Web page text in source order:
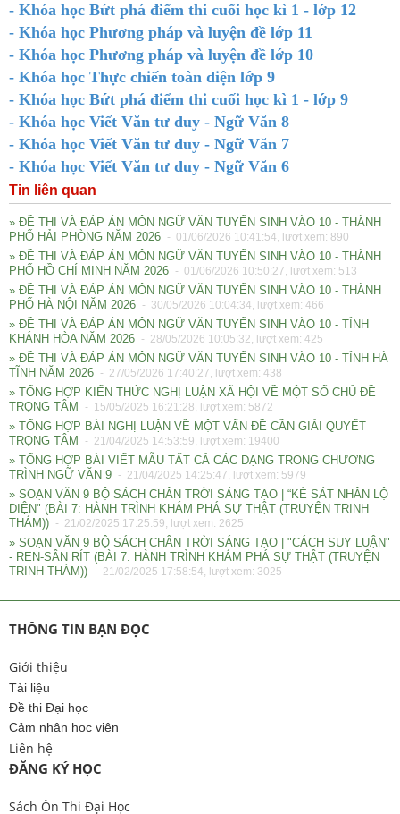
- Khóa học Bứt phá điểm thi cuối học kì 1 - lớp 12
- Khóa học Phương pháp và luyện đề lớp 11
- Khóa học Phương pháp và luyện đề lớp 10
- Khóa học Thực chiến toàn diện lớp 9
- Khóa học Bứt phá điểm thi cuối học kì 1 - lớp 9
- Khóa học Viết Văn tư duy - Ngữ Văn 8
- Khóa học Viết Văn tư duy - Ngữ Văn 7
- Khóa học Viết Văn tư duy - Ngữ Văn 6
Tin liên quan
» ĐỀ THI VÀ ĐÁP ÁN MÔN NGỮ VĂN TUYỂN SINH VÀO 10 - THÀNH
PHỐ HẢI PHÒNG NĂM 2026 - 01/06/2026 10:41:54, lượt xem: 890
» ĐỀ THI VÀ ĐÁP ÁN MÔN NGỮ VĂN TUYỂN SINH VÀO 10 - THÀNH
PHỐ HỒ CHÍ MINH NĂM 2026 - 01/06/2026 10:50:27, lượt xem: 513
» ĐỀ THI VÀ ĐÁP ÁN MÔN NGỮ VĂN TUYỂN SINH VÀO 10 - THÀNH
PHỐ HÀ NỘI NĂM 2026 - 30/05/2026 10:04:34, lượt xem: 466
» ĐỀ THI VÀ ĐÁP ÁN MÔN NGỮ VĂN TUYỂN SINH VÀO 10 - TỈNH
KHÁNH HÒA NĂM 2026 - 28/05/2026 10:05:32, lượt xem: 425
» ĐỀ THI VÀ ĐÁP ÁN MÔN NGỮ VĂN TUYỂN SINH VÀO 10 - TỈNH HÀ
TĨNH NĂM 2026 - 27/05/2026 17:40:27, lượt xem: 438
» TỔNG HỢP KIẾN THỨC NGHỊ LUẬN XÃ HỘI VỀ MỘT SỐ CHỦ ĐỀ
TRỌNG TÂM
- 15/05/2025 16:21:28, lượt xem: 5872
» TỔNG HỢP BÀI NGHỊ LUẬN VỀ MỘT VẤN ĐỀ CẦN GIẢI QUYẾT
TRỌNG TÂM
- 21/04/2025 14:53:59, lượt xem: 19400
» TỔNG HỢP BÀI VIẾT MẪU TẤT CẢ CÁC DẠNG TRONG CHƯƠNG
TRÌNH NGỮ VĂN 9 - 21/04/2025 14:25:47, lượt xem: 5979
» SOẠN VĂN 9 BỘ SÁCH CHÂN TRỜI SÁNG TẠO | “KẺ SÁT NHÂN LỘ
DIỆN" (BÀI 7: HÀNH TRÌNH KHÁM PHÁ SỰ THẬT (TRUYỆN TRINH
THÁM)) - 21/02/2025 17:25:59, lượt xem: 2625
» SOẠN VĂN 9 BỘ SÁCH CHÂN TRỜI SÁNG TẠO | "CÁCH SUY LUẬN"
- REN-SÂN RÍT (BÀI 7: HÀNH TRÌNH KHÁM PHÁ SỰ THẬT (TRUYỆN
TRINH THÁM)) - 21/02/2025 17:58:54, lượt xem: 3025
THÔNG TIN BẠN ĐỌC
Giới thiệu
Tài liệu
Đề thi Đại học
Cảm nhận học viên
Liên hệ
ĐĂNG KÝ HỌC
Sách Ôn Thi Đại Học